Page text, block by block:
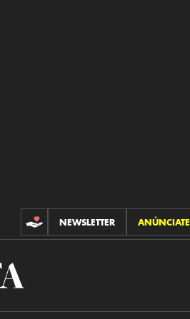
CONTRIBUCIONES
NEWSLETTER ANÚNCIATE